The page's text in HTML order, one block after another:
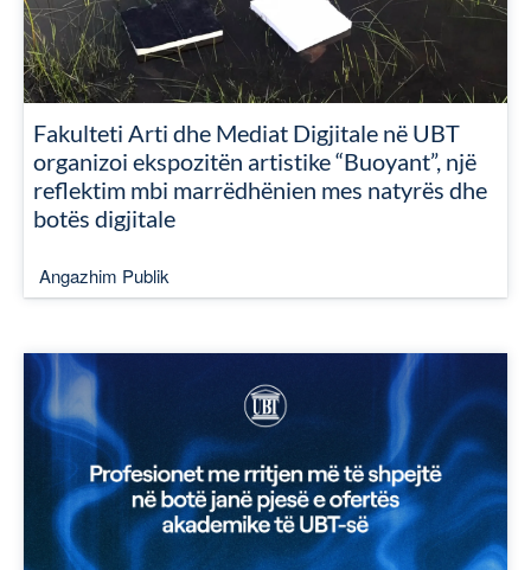
Fakulteti Arti dhe Mediat Digjitale në UBT
organizoi ekspozitën artistike “Buoyant”, një
reflektim mbi marrëdhënien mes natyrës dhe
botës digjitale
Angazhim Publik